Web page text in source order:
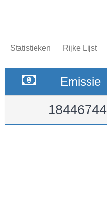
Statistieken Rijke Lijst
Emissie
18446744